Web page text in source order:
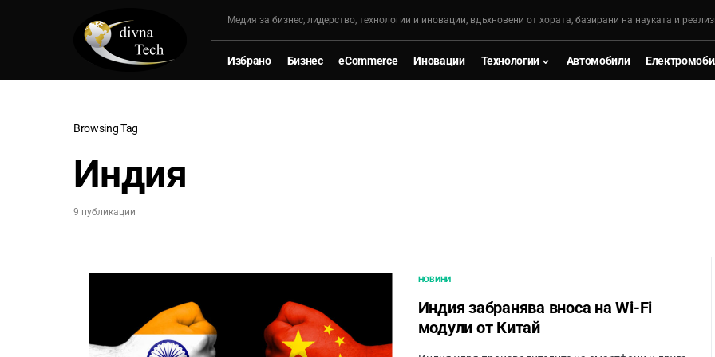
Mедия за бизнес, лидерство, технологии и иновации, вдъхновени от хората, базирани на науката и
Избрано Бизнес eCommerce Иновации Технологии Автомобили
Browsing Tag
Индия
9 публикации
НОВИНИ
Индия забранява вноса на Wi-Fi
модули от Китай